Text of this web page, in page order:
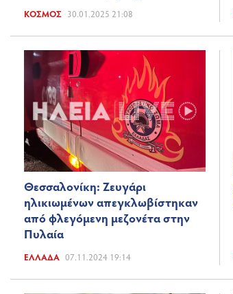
ΚΌΣΜΟΣ 30.01.2025 21:08
Θεσσαλονίκη: Ζευγάρι
ηλικιωμένων απεγκλωβίστηκαν
από φλεγόμενη μεζονέτα στην
Πυλαία
ΕΛΛΆΔΑ 07.11.2024 19:14